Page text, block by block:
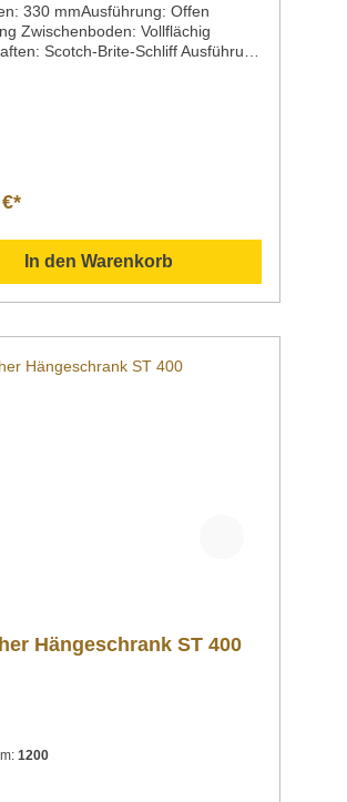
Offen
Zwischenboden: Vollflächig
Scotch-Brite-Schliff Ausführung
In den Warenkorb
Hängeschrank ST 400
1200